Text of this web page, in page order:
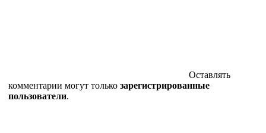
Оставлять
комментарии могут только зарегистрированные
пользователи.